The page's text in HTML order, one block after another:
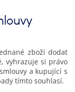
zboží dodat
vyhrazuje si právo
a kupující s
tímto souhlasí.